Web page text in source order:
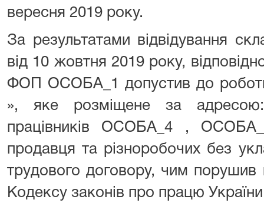
вересня 2019 року.
За результатами відвідування
від 10 жовтня 2019 року,
ФОП ОСОБА_1 допустив до
», яке розміщене за
працівників ОСОБА_4 ,
продавця та різноробочих без
трудового договору, чим порушив
Кодексу законів про працю